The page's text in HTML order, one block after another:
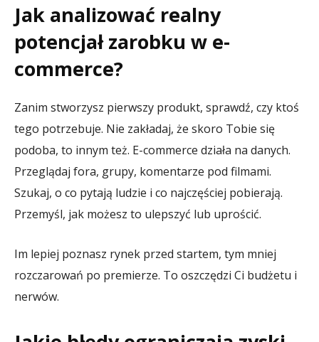
Jak analizować realny
potencjał zarobku w e-
commerce?
Zanim stworzysz pierwszy produkt, sprawdź, czy ktoś
tego potrzebuje. Nie zakładaj, że skoro Tobie się
podoba, to innym też. E-commerce działa na danych.
Przeglądaj fora, grupy, komentarze pod filmami.
Szukaj, o co pytają ludzie i co najczęściej pobierają.
Przemyśl, jak możesz to ulepszyć lub uprościć.
Im lepiej poznasz rynek przed startem, tym mniej
rozczarowań po premierze. To oszczędzi Ci budżetu i
nerwów.